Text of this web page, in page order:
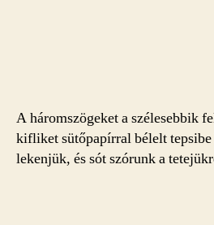
A háromszögeket a szélesebbik
kifliket sütőpapírral bélelt
lekenjük, és sót szórunk a